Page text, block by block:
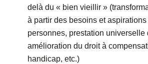
delà du « bien vieillir »
à partir des besoins et aspirations
personnes, prestation universelle
amélioration du droit à
handicap, etc.)